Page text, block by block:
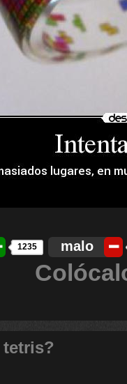
1235 malo
tetris?